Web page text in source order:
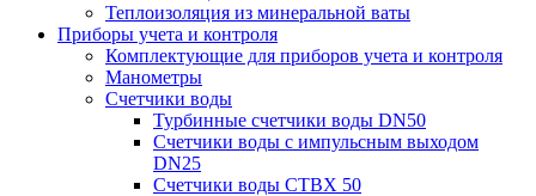
Теплоизоляция из минеральной ваты
Приборы учета и контроля
Комплектующие для приборов учета и контроля
Манометры
Счетчики воды
Турбинные счетчики воды DN50
Счетчики воды с импульсным выходом
DN25
Счетчики воды СТВХ 50